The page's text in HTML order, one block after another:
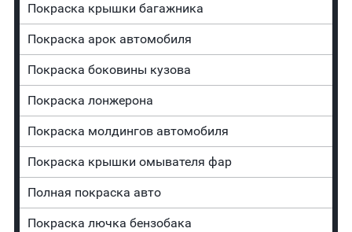
Покраска крышки багажника
Покраска арок автомобиля
Покраска боковины кузова
Покраска лонжерона
Покраска молдингов автомобиля
Покраска крышки омывателя фар
Полная покраска авто
Покраска лючка бензобака